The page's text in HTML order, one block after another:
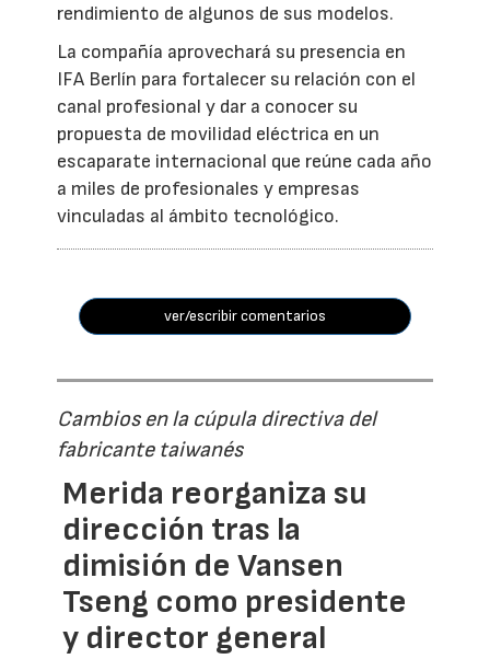
rendimiento de algunos de sus modelos.
La compañía aprovechará su presencia en
IFA Berlín para fortalecer su relación con el
canal profesional y dar a conocer su
propuesta de movilidad eléctrica en un
escaparate internacional que reúne cada año
a miles de profesionales y empresas
vinculadas al ámbito tecnológico.
ver/escribir comentarios
Cambios en la cúpula directiva del
fabricante taiwanés
Merida reorganiza su
dirección tras la
dimisión de Vansen
Tseng como presidente
y director general